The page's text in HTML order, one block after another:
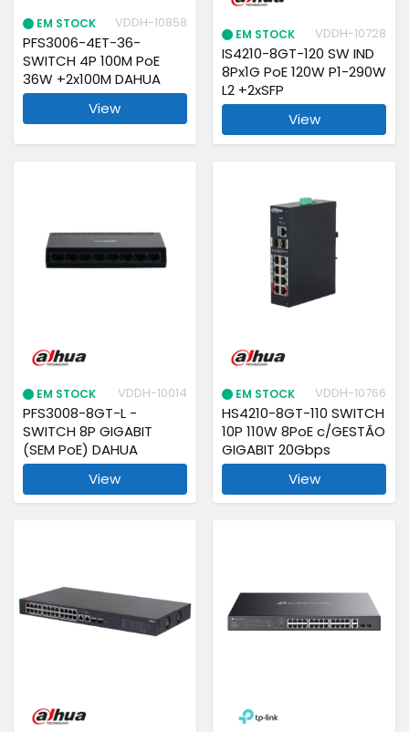
EM STOCK VDDH-10858
PFS3006-4ET-36-
SWITCH 4P 100M PoE
36W +2x100M DAHUA
View
EM STOCK VDDH-10728
IS4210-8GT-120 SW IND
8Px1G PoE 120W P1-290W
L2 +2xSFP
View
EM STOCK VDDH-10014
PFS3008-8GT-L -
SWITCH 8P GIGABIT
(SEM PoE) DAHUA
View
EM STOCK VDDH-10766
HS4210-8GT-110 SWITCH
10P 110W 8PoE c/GESTÃO
GIGABIT 20Gbps
View